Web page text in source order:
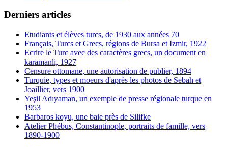
Derniers articles
Etudiants et élèves turcs, de 1930 aux années 70
Français, Turcs et Grecs, régions de Bursa et Izmir, 1922
Ecrire le Turc avec des caractères grecs, un document en
karamanli, 1927
Censure ottomane, une autorisation de publier, 1894
Turquie, types et moeurs d'après les photos de Sebah et
Joaillier, vers 1900
Yeşil Adıyaman, un exemple de presse régionale turque en
1953
Barbaros koyu, une baie près de Silifke
Atelier Phébus, Constantinople, portraits de famille, vers
1890-1900